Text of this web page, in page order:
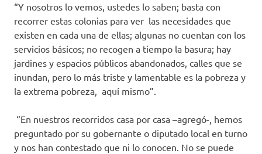
“Y nosotros lo vemos, ustedes lo saben; basta con
recorrer estas colonias para ver las necesidades que
existen en cada una de ellas; algunas no cuentan con los
servicios básicos; no recogen a tiempo la basura; hay
jardines y espacios públicos abandonados, calles que se
inundan, pero lo más triste y lamentable es la pobreza y
la extrema pobreza, aquí mismo”.
“En nuestros recorridos casa por casa –agregó-, hemos
preguntado por su gobernante o diputado local en turno
y nos han contestado que ni lo conocen. No se puede